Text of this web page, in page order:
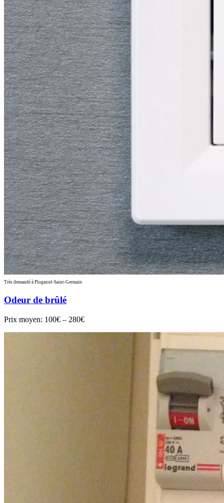
Très demandé à Plogastel-Saint-Germain
Odeur de brûlé
Prix moyen: 100€ – 280€